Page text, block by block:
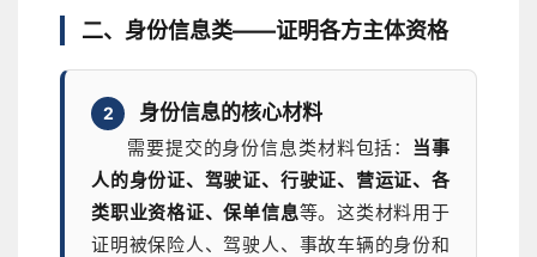
二、身份信息类——证明各方主体资格
2 身份信息的核心材料
需要提交的身份信息类材料包括： 当事
人的身份证、驾驶证、行驶证、营运证、各
类职业资格证、保单信息等。这类材料用于
证明被保险人、驾驶人、事故车辆的身份和